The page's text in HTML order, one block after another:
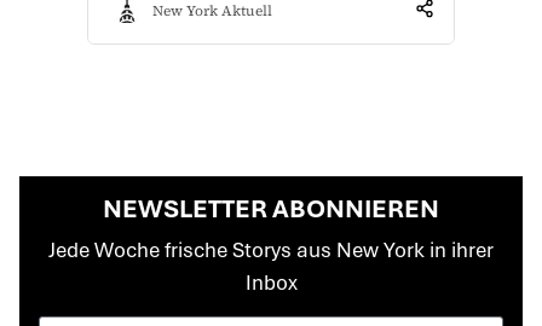
New York Aktuell
NEWSLETTER ABONNIEREN
Jede Woche frische Storys aus New York in ihrer
Inbox